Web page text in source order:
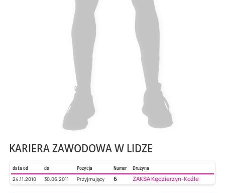
KARIERA ZAWODOWA W LIDZE
data od do Pozycja Numer
Drużyna
24.11.2010
30.06.2011 Przyjmujący 6 ZAKSA Kędzierzyn-Koźle